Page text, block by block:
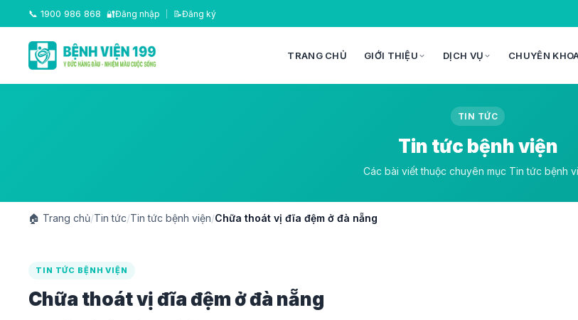
📞 1900 986 868 🔐Đăng nhập 📝Đăng ký
TRANG CHỦ GIỚI THIỆU DỊCH VỤ CHUYÊN
TIN TỨC
Tin tức bệnh viện
Các bài viết thuộc chuyên mục Tin tức bệnh
🏠 Trang chủ/Tin tức/Tin tức bệnh viện/Chữa thoát vị đĩa đệm ở đà nẵng
TIN TỨC BỆNH VIỆN
Chữa thoát vị đĩa đệm ở đà nẵng